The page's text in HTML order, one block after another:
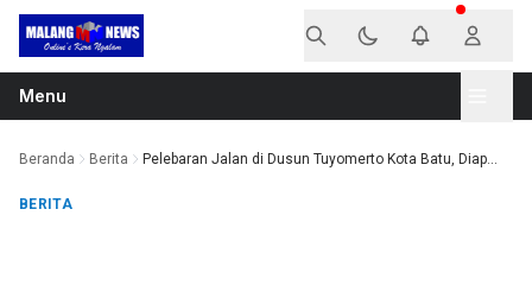
Langsung ke konten
Menu
Beranda Berita Pelebaran Jalan di Dusun Tuyomerto Kota Batu, Diap...
BERITA